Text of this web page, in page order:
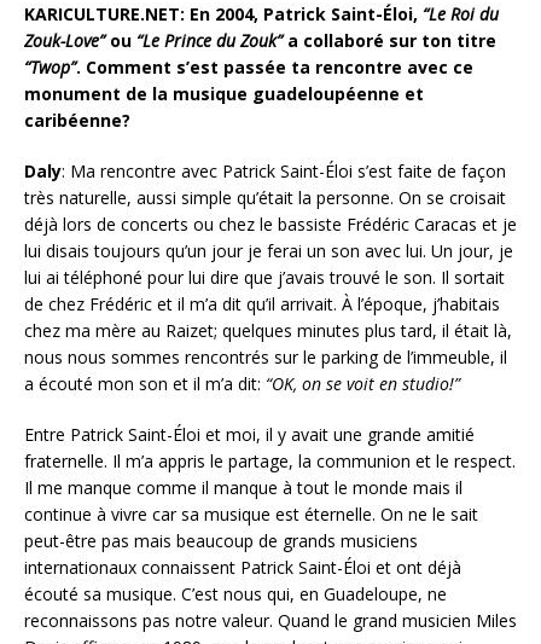
KARICULTURE.NET: En 2004, Patrick Saint-Éloi, “Le Roi du
Zouk-Love”ou “Le Prince du Zouk” a collaboré sur ton titre
“Twop”. Comment s’est passée ta rencontre avec ce
monument de la musique guadeloupéenne et
caribéenne?
Daly: Ma rencontre avec Patrick Saint-Éloi s’est faite de façon
très naturelle, aussi simple qu’était la personne. On se croisait
déjà lors de concerts ou chez le bassiste Frédéric Caracas et je
lui disais toujours qu’un jour je ferai un son avec lui. Un jour, je
lui ai téléphoné pour lui dire que j’avais trouvé le son. Il sortait
de chez Frédéric et il m’a dit qu’il arrivait. À l’époque, j’habitais
chez ma mère au Raizet; quelques minutes plus tard, il était là,
nous nous sommes rencontrés sur le parking de l’immeuble, il
a écouté mon son et il m’a dit: “OK, on se voit en studio!”
Entre Patrick Saint-Éloi et moi, il y avait une grande amitié
fraternelle. Il m’a appris le partage, la communion et le respect.
Il me manque comme il manque à tout le monde mais il
continue à vivre car sa musique est éternelle. On ne le sait
peut-être pas mais beaucoup de grands musiciens
internationaux connaissent Patrick Saint-Éloi et ont déjà
écouté sa musique. C’est nous qui, en Guadeloupe, ne
reconnaissons pas notre valeur. Quand le grand musicien Miles